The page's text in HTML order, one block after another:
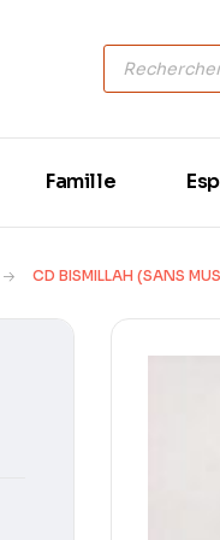
Famille
CD BISMILLAH (SANS